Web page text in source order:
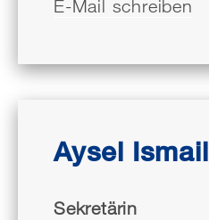
E-Mail schreiben
Aysel Ismail
Sekretärin